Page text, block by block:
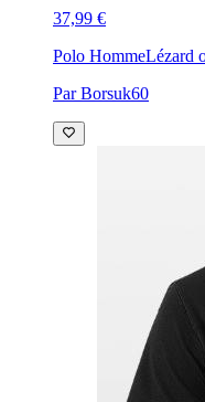
37,99 €
Polo HommeLézard
Par Borsuk60